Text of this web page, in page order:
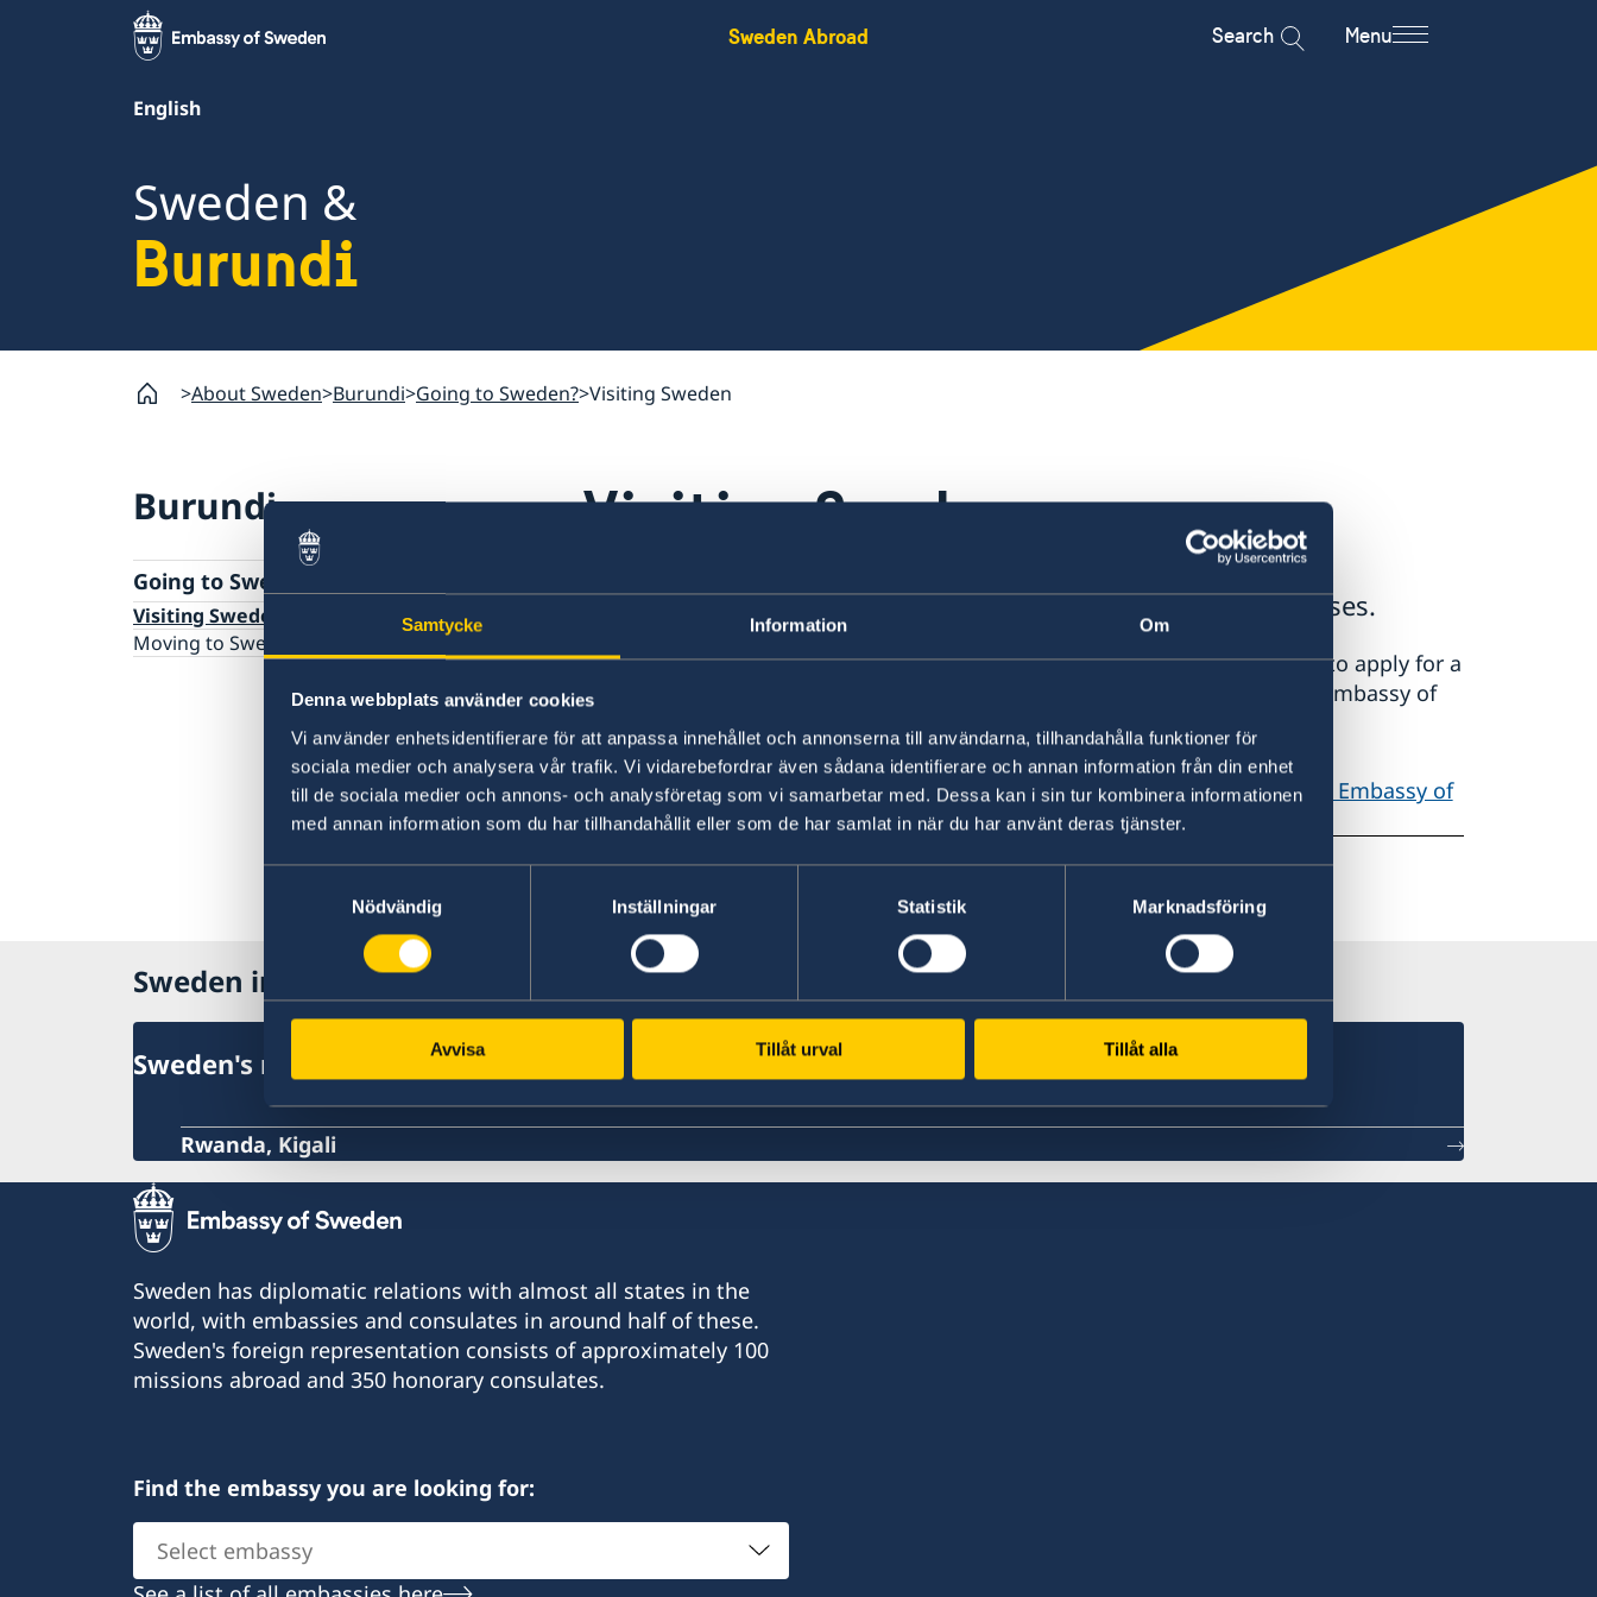
Samtycke Information Om
Denna webbplats använder cookies
Vi använder enhetsidentifierare för att anpassa innehållet och annonserna till användarna, tillhandahålla funktioner för
sociala medier och analysera vår trafik. Vi vidarebefordrar även sådana identifierare och annan information från din enhet
till de sociala medier och annons- och analysföretag som vi samarbetar med. Dessa kan i sin tur kombinera informationen
med annan information som du har tillhandahållit eller som de har samlat in när du har använt deras tjänster.
Nödvändig
Inställningar Statistik Marknadsföring
Avvisa Tillåt urval Tillåt alla
Sweden Abroad Search Menu
English
Sweden &
Burundi
About Sweden Burundi Going to Sweden? Visiting Sweden
Burundi
Going to Sweden?
Visiting Sweden
Moving to Sweden
Visiting Sweden
Sweden is represented by the Embassy of Belgium in visa cases.
All Burundian nationals and resident permit holders in Burundi that wish to apply for a
Schengen Visa to Sweden are directed to hand in their application at the Embassy of
Belgium in Bujumbura
For more information on how to apply for a Schengen Visa please visit the Embassy of
Belgium’s website.
Sweden in Burundi
Sweden's mission
Rwanda, Kigali
Sweden has diplomatic relations with almost all states in the
world, with embassies and consulates in around half of these.
Sweden's foreign representation consists of approximately 100
missions abroad and 350 honorary consulates.
Find the embassy you are looking for:
Select
embassy